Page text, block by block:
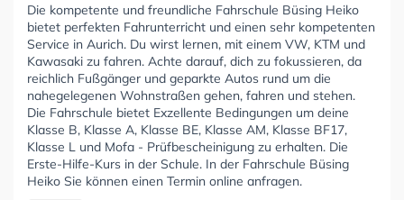
Die kompetente und freundliche Fahrschule Büsing Heiko
bietet perfekten Fahrunterricht und einen sehr kompetenten
Service in Aurich. Du wirst lernen, mit einem VW, KTM und
Kawasaki zu fahren. Achte darauf, dich zu fokussieren, da
reichlich Fußgänger und geparkte Autos rund um die
nahegelegenen Wohnstraßen gehen, fahren und stehen.
Die Fahrschule bietet Exzellente Bedingungen um deine
Klasse B, Klasse A, Klasse BE, Klasse AM, Klasse BF17,
Klasse L und Mofa - Prüfbescheinigung zu erhalten. Die
Erste-Hilfe-Kurs in der Schule. In der Fahrschule Büsing
Heiko Sie können einen Termin online anfragen.